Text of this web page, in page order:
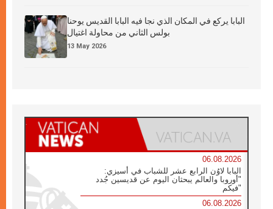
البابا يركع في المكان الذي نجا فيه البابا القديس يوحنا
بولس الثاني من محاولة اغتيال
13 May 2026
06.08.2026
البابا لاوُن الرابع عشر للشباب في أسيزي:
"أوروبا والعالم يبحثان اليوم عن قديسين جُدد
فيكم"
06.08.2026